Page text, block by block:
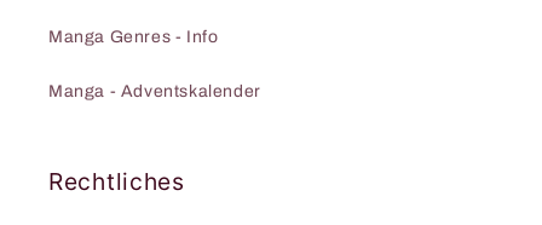
Manga Genres - Info
Manga - Adventskalender
Rechtliches